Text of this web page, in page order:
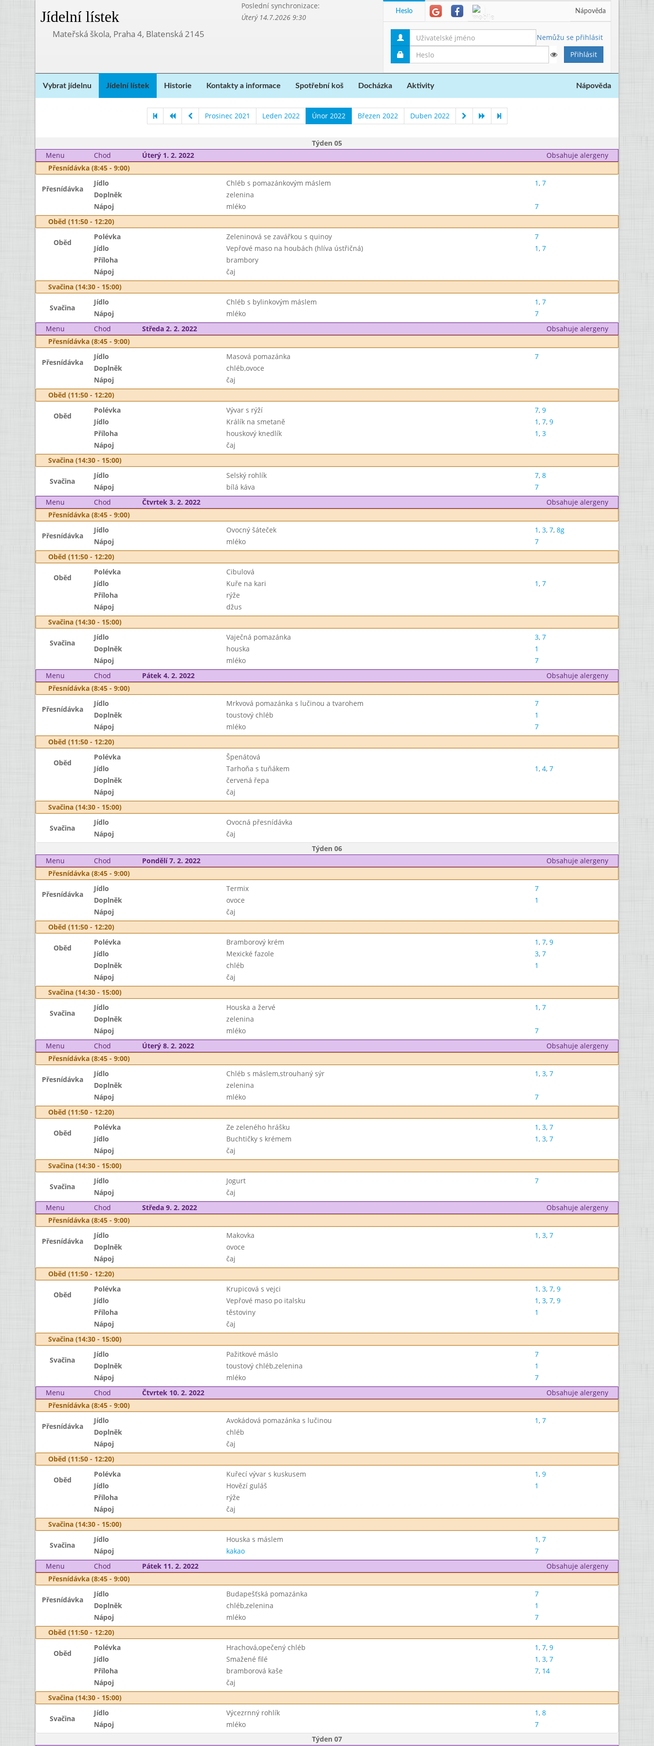
Jídelní lístek
Poslední synchronizace:
Úterý 14.7.2026 9:30
Mateřská škola, Praha 4, Blatenská 2145
Heslo Nápověda
Nemůžu se přihlásit
Vybrat jídelnu Jídelní lístek Historie Kontakty a informace Spotřební koš Docházka Aktivity Nápověda
Prosinec 2021 Leden 2022 Únor 2022 Březen 2022 Duben 2022
Týden 05
Menu
Chod Úterý 1. 2. 2022
Obsahuje alergeny
Přesnídávka (8:45 - 9:00)
Přesnídávka
Jídlo Chléb s pomazánkovým máslem 1, 7
Doplněk
zelenina
Nápoj
mléko
7
Oběd (11:50 - 12:20)
Oběd
Polévka Zeleninová se zavářkou s quinoy
7
Jídlo
Vepřové maso na houbách (hlíva ústřičná) 1, 7
Příloha
brambory
Nápoj
čaj
Svačina (14:30 - 15:00)
Svačina
Jídlo Chléb s bylinkovým máslem 1, 7
Nápoj
mléko
7
Menu
Chod Středa 2. 2. 2022
Obsahuje alergeny
Přesnídávka (8:45 - 9:00)
Přesnídávka
Jídlo Masová pomazánka
7
Doplněk
chléb,ovoce
Nápoj
čaj
Oběd (11:50 - 12:20)
Oběd
Polévka Vývar s rýží 7, 9
Jídlo
Králík na smetaně 1, 7, 9
Příloha
houskový knedlík 1, 3
Nápoj
čaj
Svačina (14:30 - 15:00)
Svačina
Jídlo Selský rohlík 7, 8
Nápoj
bílá káva
7
Menu
Chod Čtvrtek 3. 2. 2022
Obsahuje alergeny
Přesnídávka (8:45 - 9:00)
Přesnídávka
Jídlo Ovocný šáteček 1, 3, 7, 8g
Nápoj
mléko
7
Oběd (11:50 - 12:20)
Oběd
Polévka
Cibulová
Jídlo
Kuře na kari 1, 7
Příloha
rýže
Nápoj
džus
Svačina (14:30 - 15:00)
Svačina
Jídlo Vaječná pomazánka 3, 7
Doplněk
houska
1
Nápoj
mléko
7
Menu
Chod Pátek 4. 2. 2022
Obsahuje alergeny
Přesnídávka (8:45 - 9:00)
Přesnídávka
Jídlo Mrkvová pomazánka s lučinou a tvarohem
7
Doplněk
toustový chléb
1
Nápoj
mléko
7
Oběd (11:50 - 12:20)
Oběd
Polévka
Špenátová
Jídlo
Tarhoňa s tuňákem 1, 4, 7
Doplněk
červená řepa
Nápoj
čaj
Svačina (14:30 - 15:00)
Svačina
Jídlo
Ovocná přesnídávka
Nápoj
čaj
Týden 06
Menu
Chod Pondělí 7. 2. 2022
Obsahuje alergeny
Přesnídávka (8:45 - 9:00)
Přesnídávka
Jídlo Termix
7
Doplněk
ovoce
1
Nápoj
čaj
Oběd (11:50 - 12:20)
Oběd
Polévka Bramborový krém 1, 7, 9
Jídlo
Mexické fazole 3, 7
Doplněk
chléb
1
Nápoj
čaj
Svačina (14:30 - 15:00)
Svačina
Jídlo Houska a žervé 1, 7
Doplněk
zelenina
Nápoj
mléko
7
Menu
Chod Úterý 8. 2. 2022
Obsahuje alergeny
Přesnídávka (8:45 - 9:00)
Přesnídávka
Jídlo Chléb s máslem,strouhaný sýr 1, 3, 7
Doplněk
zelenina
Nápoj
mléko
7
Oběd (11:50 - 12:20)
Oběd
Polévka Ze zeleného hrášku 1, 3, 7
Jídlo
Buchtičky s krémem 1, 3, 7
Nápoj
čaj
Svačina (14:30 - 15:00)
Svačina
Jídlo Jogurt
7
Nápoj
čaj
Menu
Chod Středa 9. 2. 2022
Obsahuje alergeny
Přesnídávka (8:45 - 9:00)
Přesnídávka
Jídlo Makovka 1, 3, 7
Doplněk
ovoce
Nápoj
čaj
Oběd (11:50 - 12:20)
Oběd
Polévka Krupicová s vejci 1, 3, 7, 9
Jídlo
Vepřové maso po italsku 1, 3, 7, 9
Příloha
těstoviny
1
Nápoj
čaj
Svačina (14:30 - 15:00)
Svačina
Jídlo Pažitkové máslo
7
Doplněk
toustový chléb,zelenina
1
Nápoj
mléko
7
Menu
Chod Čtvrtek 10. 2. 2022
Obsahuje alergeny
Přesnídávka (8:45 - 9:00)
Přesnídávka
Jídlo Avokádová pomazánka s lučinou 1, 7
Doplněk
chléb
Nápoj
čaj
Oběd (11:50 - 12:20)
Oběd
Polévka Kuřecí vývar s kuskusem 1, 9
Jídlo
Hovězí guláš
1
Příloha
rýže
Nápoj
čaj
Svačina (14:30 - 15:00)
Svačina
Jídlo Houska s máslem 1, 7
Nápoj
kakao
7
Menu
Chod Pátek 11. 2. 2022
Obsahuje alergeny
Přesnídávka (8:45 - 9:00)
Přesnídávka
Jídlo Budapešťská pomazánka
7
Doplněk
chléb,zelenina
1
Nápoj
mléko
7
Oběd (11:50 - 12:20)
Oběd
Polévka Hrachová,opečený chléb 1, 7, 9
Jídlo
Smažené filé 1, 3, 7
Příloha
bramborová kaše 7, 14
Nápoj
čaj
Svačina (14:30 - 15:00)
Svačina
Jídlo Výcezrnný rohlík 1, 8
Nápoj
mléko
7
Týden 07